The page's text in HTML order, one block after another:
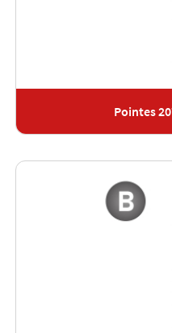
Pointes